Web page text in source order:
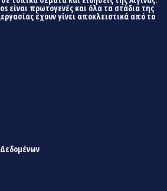
είναι πρωτογενές και όλα τα στάδια της
έχουν γίνει αποκλειστικά από το